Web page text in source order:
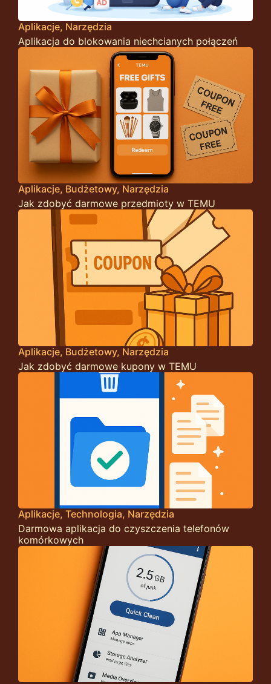
Aplikacje Narzędzia
Aplikacja do blokowania niechcianych połączeń
Aplikacje Budżetowy Narzędzia
Jak zdobyć darmowe przedmioty w TEMU
Aplikacje Budżetowy Narzędzia
Jak zdobyć darmowe kupony w TEMU
Aplikacje Technologia Narzędzia
Darmowa aplikacja do czyszczenia telefonów
komórkowych